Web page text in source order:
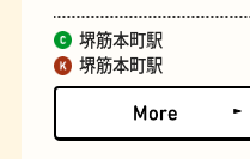
堺筋本町駅
堺筋本町駅